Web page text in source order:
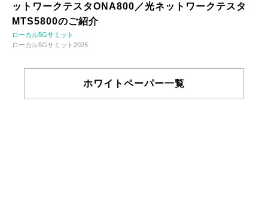
ットワークテスタONA800／光ネットワークテスタ
MTS5800のご紹介
ローカル5Gサミット
ローカル5Gサミット2025
ホワイトペーパー一覧